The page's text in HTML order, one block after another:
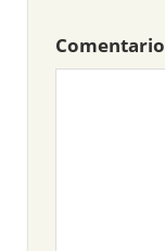
Comentario